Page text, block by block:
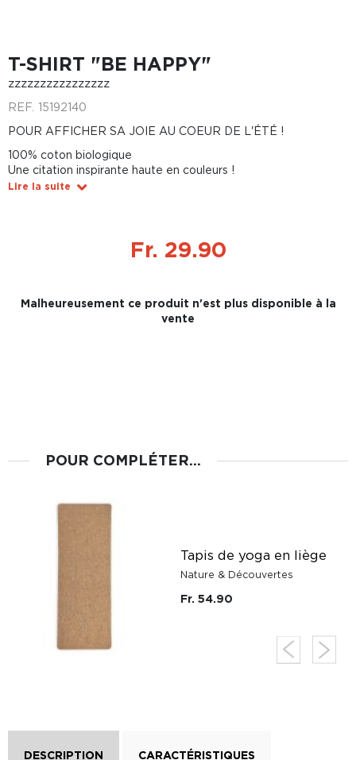
T-SHIRT "BE HAPPY"
zzzzzzzzzzzzzzzz
REF. 15192140
POUR AFFICHER SA JOIE AU COEUR DE L'ÉTÉ !
100% coton biologique
Une citation inspirante haute en couleurs !
Lire la suite
Fr. 29.90
Malheureusement ce produit n'est plus disponible à la
vente
POUR COMPLÉTER...
Tapis de yoga en liège
Nature & Découvertes
Fr. 54.90
DESCRIPTION CARACTÉRISTIQUES